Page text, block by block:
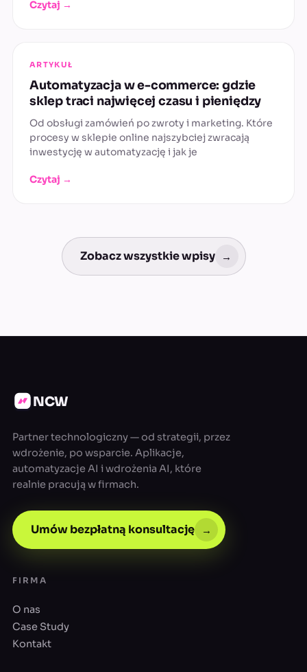
Czytaj →
ARTYKUŁ
Automatyzacja w e-commerce: gdzie
sklep traci najwięcej czasu i pieniędzy
Od obsługi zamówień po zwroty i marketing. Które
procesy w sklepie online najszybciej zwracają
inwestycję w automatyzację i jak je
Czytaj →
Zobacz wszystkie wpisy →
NCW
Partner technologiczny — od strategii, przez
wdrożenie, po wsparcie. Aplikacje,
automatyzacje AI i wdrożenia AI, które
realnie pracują w firmach.
Umów bezpłatną konsultację →
FIRMA
O nas
Case Study
Kontakt